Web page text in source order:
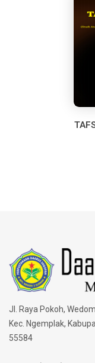
Jl. Raya Pokoh,
Kec. Ngemplak,
55584